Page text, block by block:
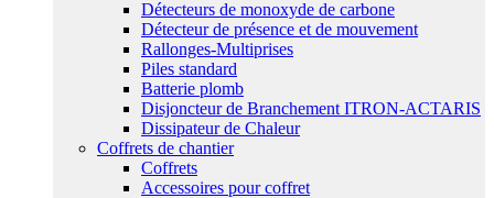
Détecteurs de monoxyde de carbone
Détecteur de présence et de mouvement
Rallonges-Multiprises
Piles standard
Batterie plomb
Disjoncteur de Branchement ITRON-ACTARIS
Dissipateur de Chaleur
Coffrets de chantier
Coffrets
Accessoires pour coffret